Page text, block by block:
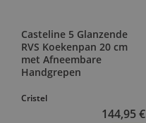
Casteline 5 Glanzende
RVS Koekenpan 20 cm
met Afneembare
Handgrepen
Cristel
144,95 €